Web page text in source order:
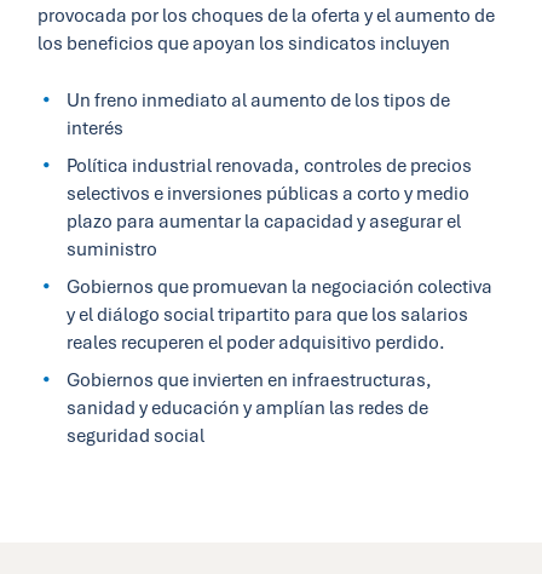
provocada por los choques de la oferta y el aumento de
los beneficios que apoyan los sindicatos incluyen
Un freno inmediato al aumento de los tipos de
interés
Política industrial renovada, controles de precios
selectivos e inversiones públicas a corto y medio
plazo para aumentar la capacidad y asegurar el
suministro
Gobiernos que promuevan la negociación colectiva
y el diálogo social tripartito para que los salarios
reales recuperen el poder adquisitivo perdido.
Gobiernos que invierten en infraestructuras,
sanidad y educación y amplían las redes de
seguridad social